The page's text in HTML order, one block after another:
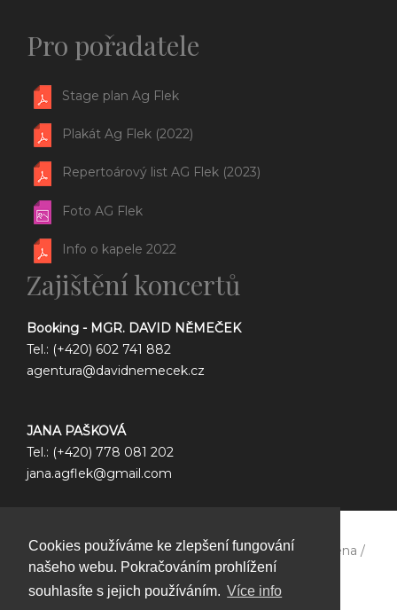
Cookies používáme ke zlepšení fungování
našeho webu. Pokračováním prohlížení
souhlasíte s jejich používáním. Více info
Pro pořadatele
Stage plan Ag Flek
Plakát Ag Flek (2022)
Repertoárový list AG Flek (2023)
Foto AG Flek
Info o kapele 2022
Zajištění koncertů
Booking - MGR. DAVID NĚMEČEK
Tel.: (+420) 602 741 882
agentura@davidnemecek.cz
JANA PAŠKOVÁ
Tel.: (+420) 778 081 202
jana.agflek@gmail.com
Copyright © 2026 Ag flek /Všechna práva vyhrazena /
GDPR